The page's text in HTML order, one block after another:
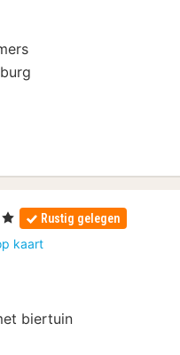
Rustig gelegen
kaart
biertuin